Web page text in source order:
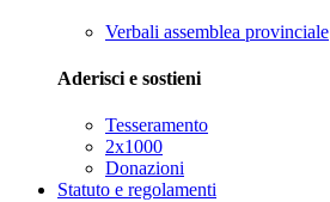
Verbali assemblea provinciale
Aderisci e sostieni
Tesseramento
2x1000
Donazioni
Statuto e regolamenti